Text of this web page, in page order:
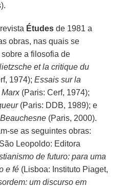
Étudesde 1981 a
obras, nas quais se
a filosofia de
et la critique du
1974);Essais sur la
Marx (Paris: Cerf, 1974);
(Paris: DDB, 1989); e
(Paris, 2000).
se as seguintes obras:
Leopoldo: Editora
de futuro: para uma
e fé (Lisboa: Instituto Piaget,
um discurso em